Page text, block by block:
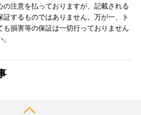
の注意を払っておりますが、記載される
するものではありません。万が一、ト
も損害等の保証は一切行っておりません